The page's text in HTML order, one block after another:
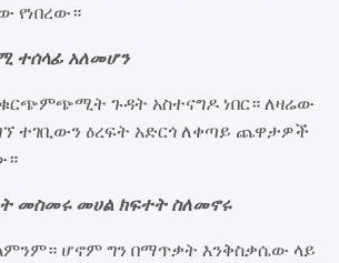
የነበረው።
ተሰላፊ አለመሆን
ጉዳት አስተናግዶ ነበር። ለዛሬው
ተገቢውን ዕረፍት አድርጎ ለቀጣይ ጨዋታዎች
መስመሩ መሀል ክፍተት ስለመኖሩ
ሆኖም ግን በማጥቃት እንቅስቃሴው ላይ